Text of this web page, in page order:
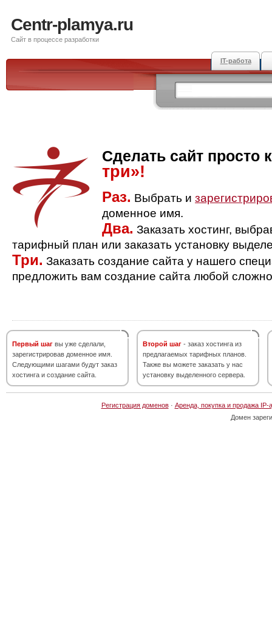
Centr-plamya.ru
Сайт в процессе разработки
IT-работа
Сделать сайт просто
три»!
Раз. Выбрать и
доменное имя.
Два. Заказать хостинг,
тарифный план или заказать установку
Три. Заказать создание сайта у нашего
предложить вам создание сайта любой
Первый шаг вы уже сделали,
зарегистрировав доменное имя.
Следующими шагами будут заказ
хостинга и создание сайта.
Второй шаг - заказ хостинга из
предлагаемых тарифных планов.
Также вы можете заказать у нас
установку выделенного сервера.
Регистрация доменов· Аренда, покупка и продажа IP-
Домен